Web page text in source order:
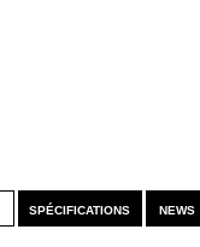
spécifications